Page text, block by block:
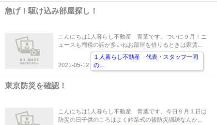
急げ！駆け込み部屋探し！
こんにちは1人暮らし不動産 青葉です。ついに９月！ニ
ュースも増税の話が多いねお部屋を借りるときは家賃...
2021-05-12
１人暮らし不動産 代表・スタッフ一同
の...
東京防災を確認！
こんにちは1人暮らし不動産 青葉です。今日９月１日は
防災の日子供のころはよく始業式の後防災訓練なんか...